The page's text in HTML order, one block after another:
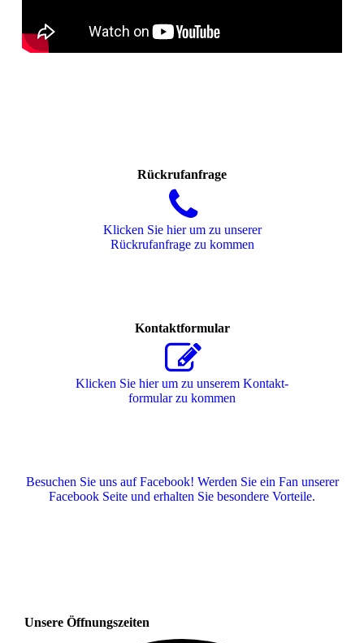
Rückrufanfrage
Klicken Sie hier um zu unserer
Rückrufanfrage zu kommen
Kontaktformular
Klicken Sie hier um zu unserem Kon­takt­
for­mu­lar zu kommen
Besuchen Sie uns auf Facebook! Werden Sie ein Fan unserer
Facebook Seite und erhalten Sie besondere Vorteile.
Unsere Öffnungszeiten